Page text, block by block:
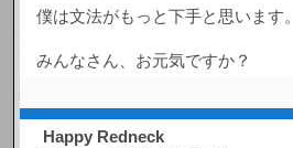
僕は文法がもっと下手と思います。
みんなさん、お元気ですか？
Happy Redneck